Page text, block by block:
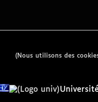
(Nous utilisons des